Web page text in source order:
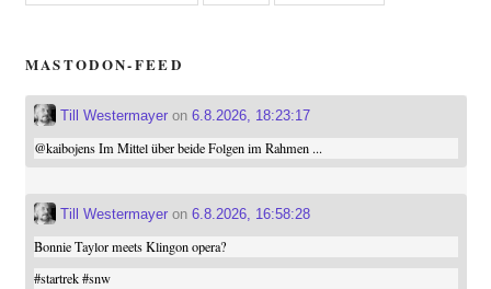
MASTODON-FEED
Till Westermayeron 6.8.2026, 18:23:17
@kaibojensIm Mittel über beide Folgen im Rahmen ...
Till Westermayeron 6.8.2026, 16:58:28
Bonnie Taylor meets Klingon opera?
#startrek #snw